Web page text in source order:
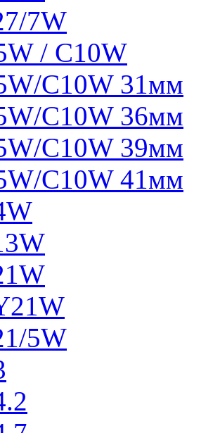
7W
/ C10W
C10W 31мм
C10W 36мм
C10W 39мм
C10W 41мм
5W